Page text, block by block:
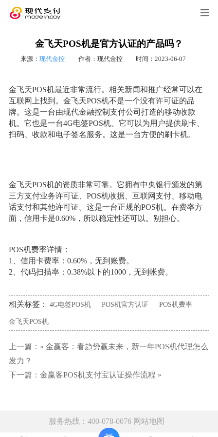
金飞天POS机是官方认证的产品吗？
来源： 现代金控 作者：现代金控 时间：2023-06-07
金飞天POS机最近非常流行。相关新闻和推广经常可以在
互联网上找到。金飞天POS机不是一个没有许可证的品
牌。这是一台由现代金融控制支付公司打造的移动收款
机。它也是一台4G电签POS机。它可以为用户提供刷卡、
扫码、收款和电子签名服务。这是一台方便的刷卡机。
金飞天POS机的资质非常可靠。它拥有中央银行颁发的第
三方支付业务许可证、POS机收据、互联网支付、移动电
话支付和其他许可证。这是一台正规的POS机。在费率方
面，信用卡是0.60%，所以稳定性还可以。别担心。
POS机费率详情：
1、信用卡费率：0.60%，无到账费。
2、代码扫描率：0.38%以下的1000，无到帐费。
相关标签： 4G电签POS机 POS机官方认证 POS机费率
金飞天POS机
上一篇：« 金赢客：看趋势赢未来，新一年POS机代理怎么
发力？
下一篇： 金赢客POS机支付宝认证操作流程 »
服务热线：400-078-0076 网站地图